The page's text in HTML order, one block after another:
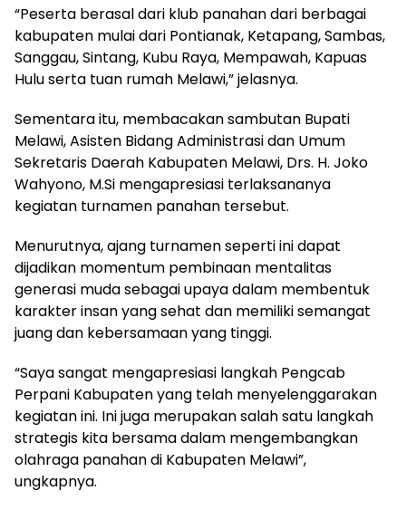
“Peserta berasal dari klub panahan dari berbagai
kabupaten mulai dari Pontianak, Ketapang, Sambas,
Sanggau, Sintang, Kubu Raya, Mempawah, Kapuas
Hulu serta tuan rumah Melawi,” jelasnya.
Sementara itu, membacakan sambutan Bupati
Melawi, Asisten Bidang Administrasi dan Umum
Sekretaris Daerah Kabupaten Melawi, Drs. H. Joko
Wahyono, M.Si mengapresiasi terlaksananya
kegiatan turnamen panahan tersebut.
Menurutnya, ajang turnamen seperti ini dapat
dijadikan momentum pembinaan mentalitas
generasi muda sebagai upaya dalam membentuk
karakter insan yang sehat dan memiliki semangat
juang dan kebersamaan yang tinggi.
“Saya sangat mengapresiasi langkah Pengcab
Perpani Kabupaten yang telah menyelenggarakan
kegiatan ini. Ini juga merupakan salah satu langkah
strategis kita bersama dalam mengembangkan
olahraga panahan di Kabupaten Melawi”,
ungkapnya.